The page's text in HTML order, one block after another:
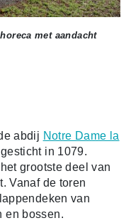
met aandacht
abdij Notre Dame la
in 1079.
grootste deel van
Vanaf de toren
van
en bossen.